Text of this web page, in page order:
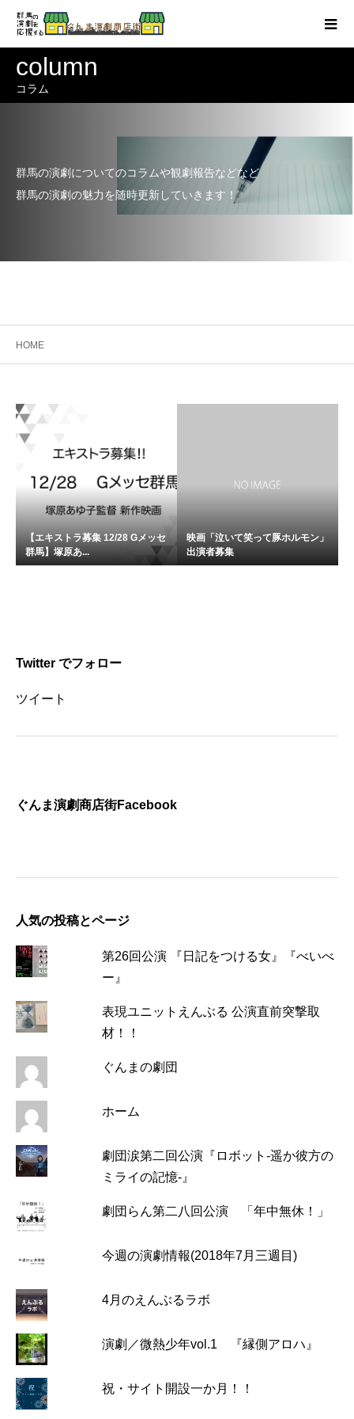
column
コラム
群馬の演劇についてのコラムや観劇報告などなど
群馬の演劇の魅力を随時更新していきます！
HOME
【エキストラ募集 12/28 Gメッセ
群馬】塚原あ...
映画「泣いて笑って豚ホルモン」
出演者募集
Twitter でフォロー
ツイート
ぐんま演劇商店街Facebook
人気の投稿とページ
第26回公演 『日記をつける女』『べいべ
ー』
表現ユニットえんぶる 公演直前突撃取
材！！
ぐんまの劇団
ホーム
劇団涙第二回公演『ロボット-遥か彼方の
ミライの記憶-』
劇団らん第二八回公演 「年中無休！」
今週の演劇情報(2018年7月三週目)
4月のえんぶるラボ
演劇／微熱少年vol.1 『縁側アロハ』
祝・サイト開設一か月！！